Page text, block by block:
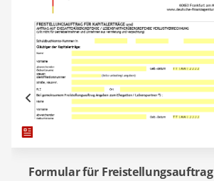
Formular für Freistellungsauftrag